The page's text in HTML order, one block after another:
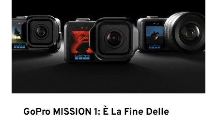
GoPro MISSION 1: È La Fine Delle